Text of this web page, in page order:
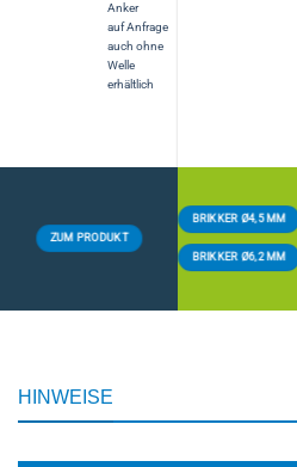
Anker
auf Anfrage
auch ohne
Welle
erhältlich
ZUM PRODUKT
BRIKKER Ø4,5 MM
BRIKKER Ø6,2 MM
HINWEISE